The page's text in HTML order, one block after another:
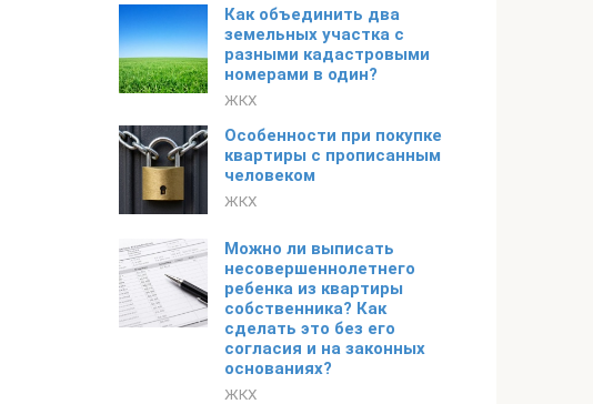
Как объединить два
земельных участка с
разными кадастровыми
номерами в один?
ЖКХ
Особенности при покупке
квартиры с прописанным
человеком
ЖКХ
Можно ли выписать
несовершеннолетнего
ребенка из квартиры
собственника? Как
сделать это без его
согласия и на законных
основаниях?
ЖКХ